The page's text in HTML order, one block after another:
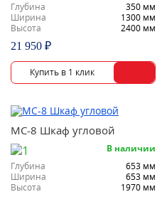
Глубина
350 мм
Ширина
1300 мм
Высота
2400 мм
21 950 ₽
МС-8 Шкаф угловой
В наличии
Глубина
653 мм
Ширина
653 мм
Высота
1970 мм